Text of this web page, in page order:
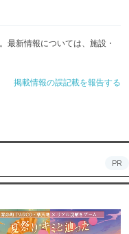
最新情報については、施設・
掲載情報の誤記載を報告する
PR